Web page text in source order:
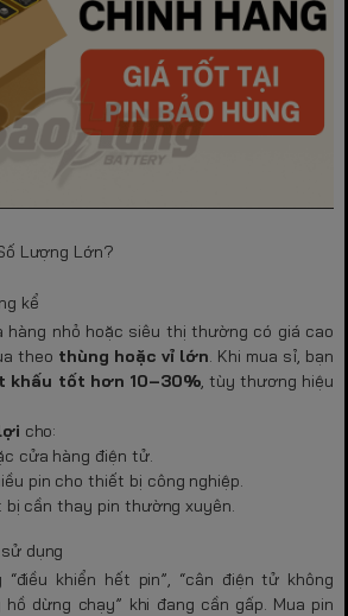
Lượng Lớn?
kể
hàng nhỏ hoặc siêu thị thường có giá cao
theo thùng hoặc vỉ lớn. Khi mua sỉ, bạn
khấu tốt hơn 10–30%, tùy thương hiệu
cho:
cửa hàng điện tử.
pin cho thiết bị công nghiệp.
bị cần thay pin thường xuyên.
dụng
khiển hết pin”, “cân điện tử không
hồ dừng chạy” khi đang cần gấp. Mua pin